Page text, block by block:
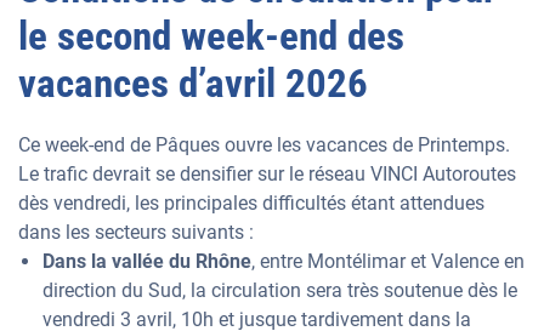
le second week-end des
vacances d’avril 2026
Ce week-end de Pâques ouvre les vacances de Printemps.
Le trafic devrait se densifier sur le réseau VINCI Autoroutes
dès vendredi, les principales difficultés étant attendues
dans les secteurs suivants :
Dans la vallée du Rhône, entre Montélimar et Valence en
direction du Sud, la circulation sera très soutenue dès le
vendredi 3 avril, 10h et jusque tardivement dans la